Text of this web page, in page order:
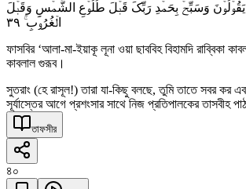
یَقُوۡلُوۡنَ وَسَبِّحۡ بِحَمۡدِ رَبِّکَ قَبۡلَ طُلُوۡعِ الشَّمۡسِ وَقَبۡلَ
الۡغُرُوۡبِ ۚ ٣٩
ফাসবির ‘আলা-মা-ইয়াকূ লূনা ওয়া ছাববিহ বিহামদি রাব্বিকা
কাবলাল গুরূব।
সুতরাং (হে রাসূল!) তারা যা-কিছু বলছে, তুমি তাতে সবর কর
সূর্যাস্তের আগে প্রশংসার সাথে নিজ প্রতিপালকের তাসবীহ
তাফসীর
৪০